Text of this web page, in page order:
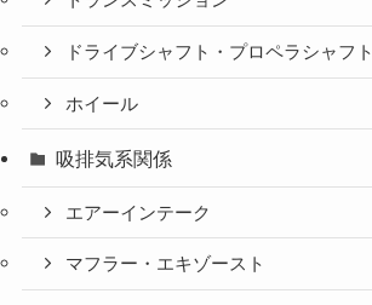
ドライブシャフト・プロペラシャフト
ホイール
吸排気系関係
エアーインテーク
マフラー・エキゾースト